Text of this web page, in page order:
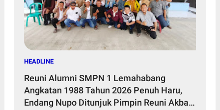
HEADLINE
Reuni Alumni SMPN 1 Lemahabang
Angkatan 1988 Tahun 2026 Penuh Haru,
Endang Nupo Ditunjuk Pimpin Reuni Akbar